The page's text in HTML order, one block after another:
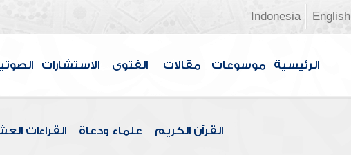
English
Indonesia
الرئيسية موسوعات مقالات الفتوى الاستشارات
القرآن الكريم علماء ودعاة القراءات